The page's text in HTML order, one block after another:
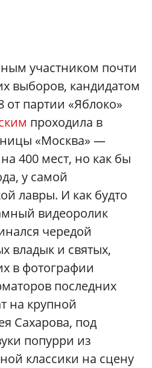
участником почти
выборов, кандидатом
от партии «Яблоко»
проходила в
«Москва» —
400 мест, но как бы
у самой
лавры. И как будто
видеоролик
чередой
владык и святых,
в фотографии
последних
на крупной
Сахарова, под
попурри из
классики на сцену